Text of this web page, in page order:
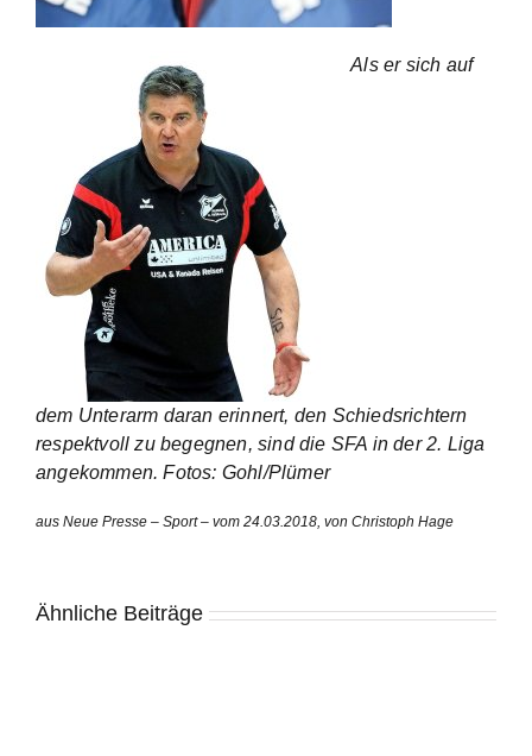
Als er sich auf
dem Unterarm daran erinnert, den Schiedsrichtern
respektvoll zu begegnen, sind die SFA in der 2. Liga
angekommen. Fotos: Gohl/Plümer
aus Neue Presse – Sport – vom 24.03.2018, von Christoph Hage
Ähnliche Beiträge